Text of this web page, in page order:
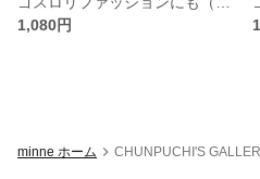
1,080円
minne ホーム CHUNPUCHI'S